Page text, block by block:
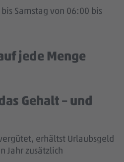
Samstag von 06:00 bis
jede Menge
Gehalt – und
erhältst Urlaubsgeld
Jahr zusätzlich